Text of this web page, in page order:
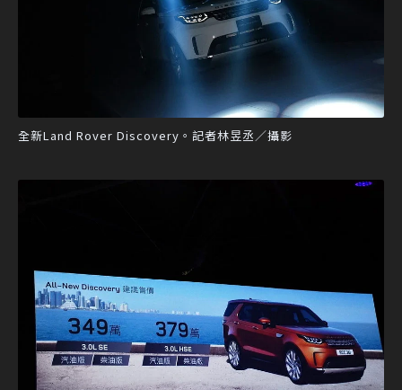
全新Land Rover Discovery。記者林昱丞／攝影